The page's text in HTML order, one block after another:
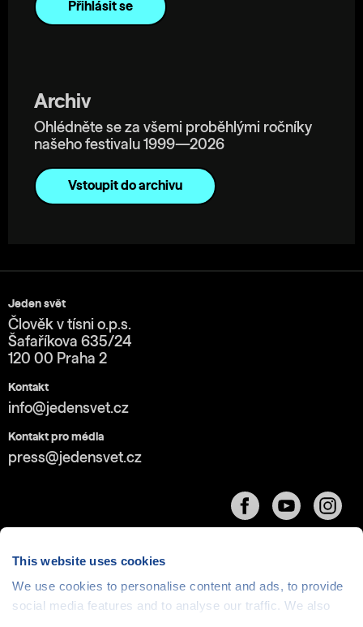
This website uses cookies
We use cookies to personalise content and ads, to provide
social media features and to analyse our traffic. We also
Archiv
Ohlédněte se za všemi proběhlými ročníky
našeho festivalu 1999—2026
Vstoupit do archivu
Jeden svět
Člověk v tísni o.p.s.
Šafaříkova 635/24
120 00 Praha 2
Kontakt
info@jedensvet.cz
Kontakt pro média
press@jedensvet.cz
Cookies| © 1999-2026 Člověk v tísni o.p.s., web běží